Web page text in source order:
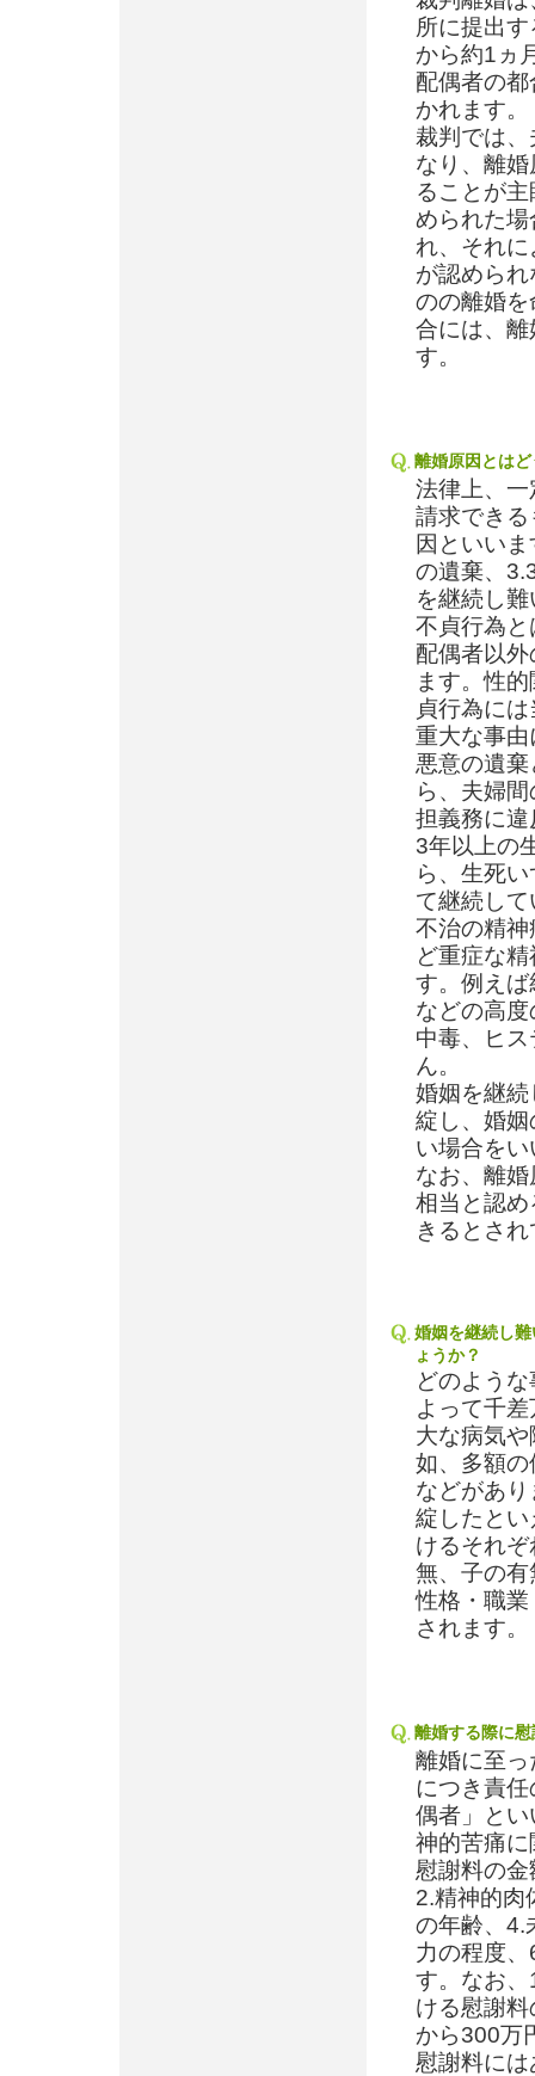
所に提出
から約1ヵ
配偶者の
かれます。
裁判では
なり、離
ることが
められた
れ、それ
が認めら
のの離婚
合には、
す。
離婚原因とは
法律上、
請求でき
因といい
の遺棄、
を継続し
不貞行為
配偶者以
ます。性
貞行為に
重大な事
悪意の遺
ら、夫婦
担義務に
3年以上の
ら、生死
て継続し
不治の精
ど重症な
す。例え
などの高
中毒、ヒ
ん。
婚姻を継
綻し、婚
い場合を
なお、離
相当と認
きるとさ
婚姻を継続し
ょうか？
どのよう
よって千
大な病気
如、多額
などがあ
綻したと
けるそれ
無、子の
性格・職
されます。
離婚する際に
離婚に至
につき責
偶者」と
神的苦痛
慰謝料の
2.精神的肉
の年齢、4.
力の程度
す。なお
ける慰謝
から300万
慰謝料に